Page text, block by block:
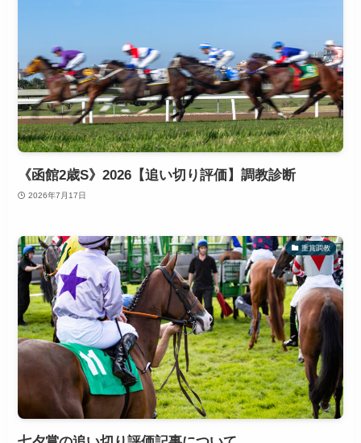
《函館2歳S》2026【追い切り評価】調教診断
2026年7月17日
重賞調教